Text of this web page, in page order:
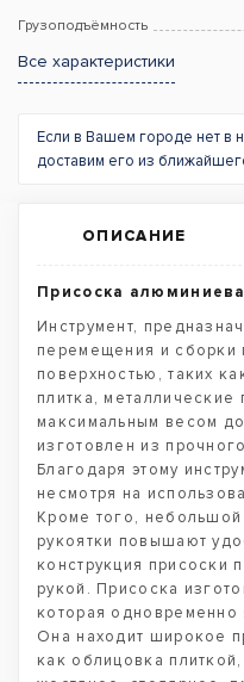
Грузоподъёмность
Все характеристики
Если в Вашем городе нет в
доставим его из
ОПИСАНИЕ
Присоска
Инструмент,
перемещения и сборки
поверхностью, таких
плитка, металлические
максимальным весом
изготовлен из
Благодаря этому
несмотря на
Кроме того,
рукоятки повышают
конструкция присоски
рукой. Присоска
которая одновременно
Она находит широкое
как облицовка